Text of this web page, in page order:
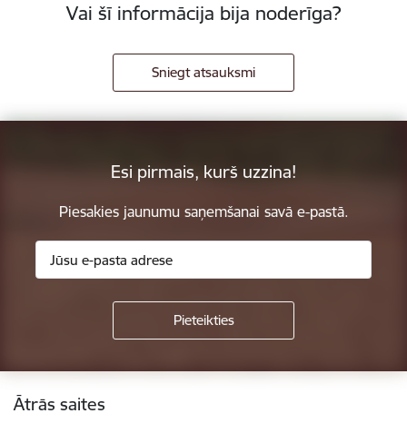
Vai šī informācija bija noderīga?
Sniegt atsauksmi
Esi pirmais, kurš uzzina!
Piesakies jaunumu saņemšanai savā e-pastā.
Kājene
Ātrās saites